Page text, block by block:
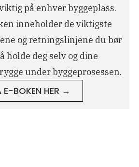
på enhver byggeplass.
inneholder de viktigste
og retningslinjene du bør
holde deg selv og dine
under byggeprosessen.
E-BOKEN HER